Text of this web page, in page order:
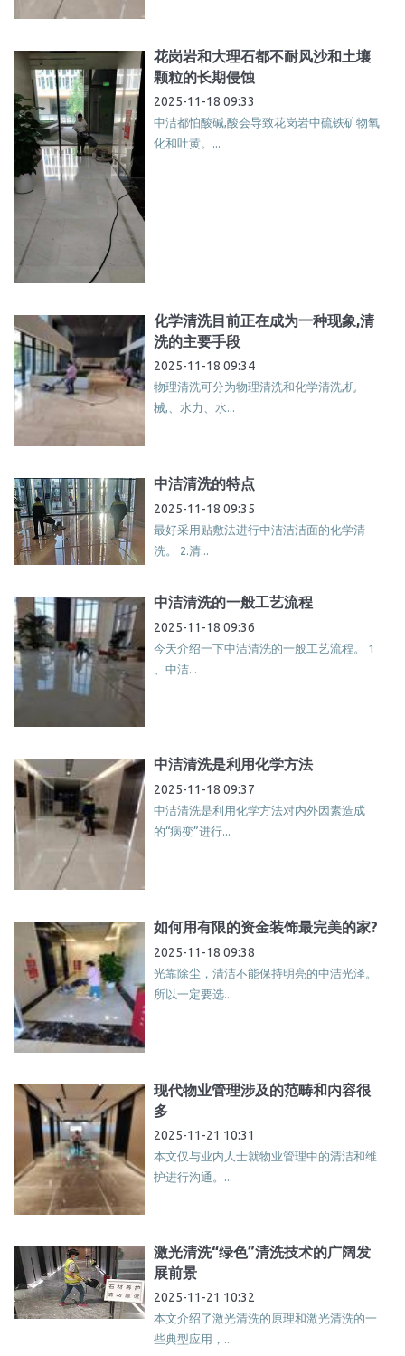
花岗岩和大理石都不耐风沙和土壤
颗粒的长期侵蚀
2025-11-18 09:33
中洁都怕酸碱,酸会导致花岗岩中硫铁矿物氧
化和吐黄。...
化学清洗目前正在成为一种现象,清
洗的主要手段
2025-11-18 09:34
物理清洗可分为物理清洗和化学清洗,机
械,、水力、水...
中洁清洗的特点
2025-11-18 09:35
最好采用贴敷法进行中洁洁洁面的化学清
洗。 2.清...
中洁清洗的一般工艺流程
2025-11-18 09:36
今天介绍一下中洁清洗的一般工艺流程。 1
、中洁...
中洁清洗是利用化学方法
2025-11-18 09:37
中洁清洗是利用化学方法对内外因素造成
的“病变”进行...
如何用有限的资金装饰最完美的家?
2025-11-18 09:38
光靠除尘，清洁不能保持明亮的中洁光泽。
所以一定要选...
现代物业管理涉及的范畴和内容很
多
2025-11-21 10:31
本文仅与业内人士就物业管理中的清洁和维
护进行沟通。...
激光清洗“绿色”清洗技术的广阔发
展前景
2025-11-21 10:32
本文介绍了激光清洗的原理和激光清洗的一
些典型应用，...